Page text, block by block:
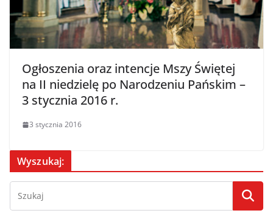
Ogłoszenia oraz intencje Mszy Świętej
na II niedzielę po Narodzeniu Pańskim –
3 stycznia 2016 r.
3 stycznia 2016
Wyszukaj: